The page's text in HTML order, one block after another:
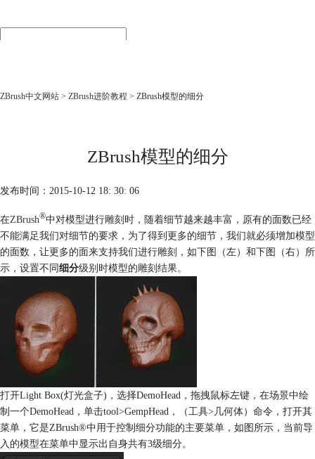
购买
ZBrush中文网站 > ZBrush进阶教程 > ZBrush模型的细分
ZBrush模型的细分
发布时间：2015-10-12 18: 30: 06
在ZBrush®中对模型进行雕刻时，随着细节越来越丰富，原有的面数已经
不能满足我们对细节的要求，为了得到更多的细节，我们就必须增加模型
的面数，让更多的面来支持我们进行雕刻，如下图（左）和下图（右）所
示，设置不同细分级别时模型的雕刻结果。
打开Light Box(灯光盒子)，选择DemoHead，拖拽鼠标左键，在场景中绘
制一个DemoHead，单击tool>GempHead，（工具>几何体）命令，打开其
菜单，它是ZBrush®中用于控制细分功能的主要菜单，如图所示，当前导
入的模型在菜单中显示出自身共有3级细分。